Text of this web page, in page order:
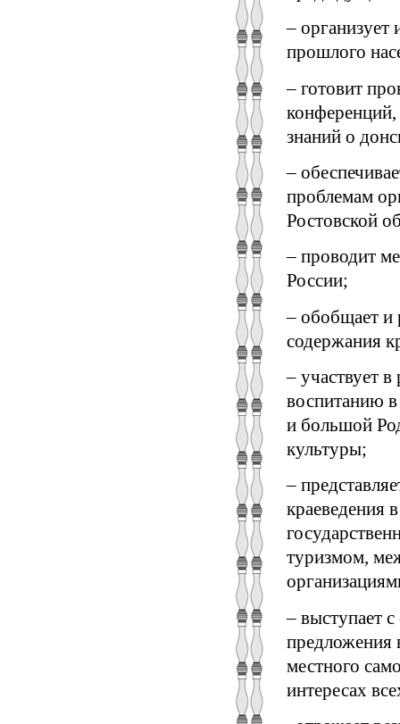
– организует
прошлого
– готовит
знаний о
–
проблемам
Ростовской
– проводит
России;
– обобщает и
содержания
– участвует
воспитанию
и большой
культуры;
–
краеведения
туризмом,
– выступает
предложения
местного
интересах